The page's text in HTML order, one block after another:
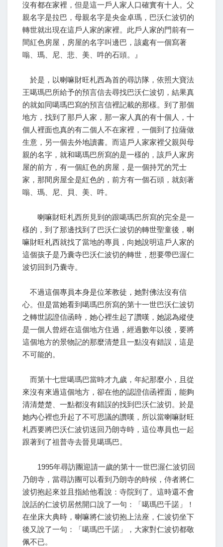
沒有都在家裡，但是這一戶人家人口確實有十人。父
親名字是拉巴，母親名字是央金卓瑪，巴沃仁波切的
轉世就出現在這戶人家的家裡。此戶人家的門前有一
間紅色房屋，房屋的名字叫邊巴，該處有一個寫著
嗡、瑪、尼、悲、美、吽的石頭。』
於是，以喇嘛財旺札西為首的尋訪隊，依照大寶法
王噶瑪巴所給予的預言信去尋找巴沃仁波切，結果真
的就如同噶瑪巴寫的預言信裡記載的那樣。到了那個
地方，找到了那戶人家，那一家人真的有十個人，十
個人裡面也真的有二個人不在家裡，一個到了拉薩做
生意，另一個去外地讀書。而這戶人家家裡父親與母
親的名字，就和噶瑪巴所寫的是一樣的，該戶人家房
屋的前方，有一個紅色的房屋，是一個持咒的咒士
家，那間房屋全是紅色的，前方有一個石頭，就刻著
嗡、瑪、尼、貝、美、吽。
喇嘛財旺札西所見到的跟噶瑪巴所寫的完全是一
樣的，到了那邊找到了巴沃仁波切的轉世聖童後，喇
嘛財旺札西就找了當地的專員，向她說明這戶人家的
這個孩子是乃囊寺巴沃仁波切的轉世，想要帶巴渥仁
波切回到乃囊寺。
不過這個專員本身是位苯教徒，她對佛法沒有信
心。但是當她看到噶瑪巴所寫的第十一世巴沃仁波切
之轉世認證信函時，她心裡生起了讚嘆，她認為縱使
是一個人曾經在這個地方住過，經過數年以後，要將
這個地方的景物記的那麼清楚且一點沒有錯誤，這是
不可能的。
而第十七世噶瑪巴當時才九歲，年紀那麼小，且從
來沒有來過這個地方，卻在他的認證信函裡面，能夠
清清楚楚、一點都沒有錯誤的找到巴沃仁波切。於是
她內心裡也升起了不可思議的讚嘆，所以當喇嘛財旺
札西要將巴沃仁波切送回乃朗寺時，這位專員也一起
跟著到了祖普寺去晉見噶瑪巴。
1995年尋訪團迎請一歲的第十一世巴渥仁波切回
乃朗寺，當尋訪團可以看到乃朗寺的時候，侍者將仁
波切抱起來並且指給他看說：寺院到了。這時還不會
說話的仁波切居然開口說了一句：「噶瑪巴千諾」！
在坐床大典時，喇嘛將仁波切抱上法座，仁波切坐下
後又說了一句：「噶瑪巴千諾」，大家對仁波切都敬
佩不已。